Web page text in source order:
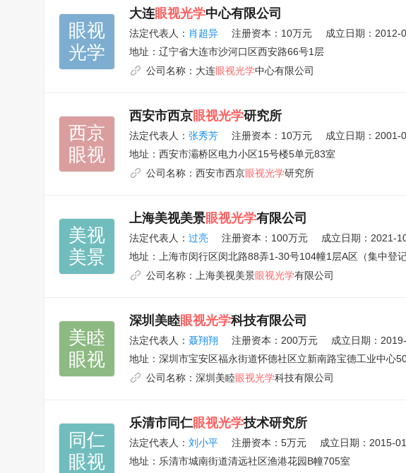
眼视
光学
大连眼视光学中心有限公司
法定代表人： 肖超异 注册资本：10万元
成立日期：2012-
地址： 辽宁省大连市沙河口区西安路66号1层
公司名称： 大连眼视光学中心有限公司
西京
眼视
西安市西京眼视光学研究所
法定代表人： 张秀芳 注册资本：10万元
成立日期：2001-
地址： 西安市灞桥区电力小区15号楼5单元83室
公司名称： 西安市西京眼视光学研究所
美视
美景
上海美视美景眼视光学有限公司
法定代表人： 过亮 注册资本：100万元
成立日期：2021-
地址：
上海市闵行区闵北路88弄1-30号104幢1层A区（集中登记
公司名称：
上海美视美景眼视光学有限公司
美睦
眼视
深圳美睦眼视光学科技有限公司
法定代表人： 聂翔翔 注册资本：200万元
成立日期：
地址： 深圳市宝安区福永街道怀德社区立新南路宝德工业中心
公司名称： 深圳美睦眼视光学科技有限公司
同仁
眼视
乐清市同仁眼视光学技术研究所
法定代表人： 刘小平 注册资本：5万元
成立日期：2015-
地址： 乐清市城南街道清远社区渔港花园B幢705室